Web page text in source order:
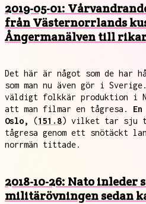
2019-05-01:
från Västernorrlands
Ångermanälven till
Det här är något som de har
som man nu även gör i
väldigt folkkär produktion i
att man filmar en tågresa.
Oslo,
(151.8) vilket tar sju
tågresa genom ett snötäckt
norrmän tittade.
2018-10-26: Nato inleder
militärövningen sedan